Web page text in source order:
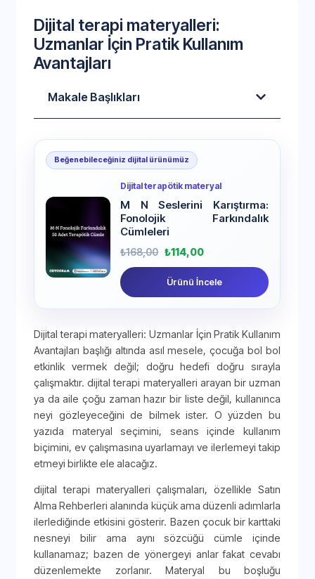
Dijital terapi materyalleri:
Uzmanlar İçin Pratik Kullanım
Avantajları
Makale Başlıkları
Beğenebileceğiniz dijital ürünümüz
Dijital terapötik materyal
M N Seslerini Karıştırma:
Fonolojik Farkındalık
Cümleleri
₺168,00 ₺114,00
Ürünü İncele
Dijital terapi materyalleri: Uzmanlar İçin Pratik Kullanım
Avantajları başlığı altında asıl mesele, çocuğa bol bol
etkinlik vermek değil; doğru hedefi doğru sırayla
çalışmaktır. dijital terapi materyalleri arayan bir uzman
ya da aile çoğu zaman hazır bir liste değil, kullanınca
neyi gözleyeceğini de bilmek ister. O yüzden bu
yazıda materyal seçimini, seans içinde kullanım
biçimini, ev çalışmasına uyarlamayı ve ilerlemeyi takip
etmeyi birlikte ele alacağız.
dijital terapi materyalleri çalışmaları, özellikle Satın
Alma Rehberleri alanında küçük ama düzenli adımlarla
ilerlediğinde etkisini gösterir. Bazen çocuk bir karttaki
nesneyi bilir ama aynı sözcüğü cümle içinde
kullanamaz; bazen de yönergeyi anlar fakat cevabı
düzenlemekte zorlanır. Materyal bu boşluğu